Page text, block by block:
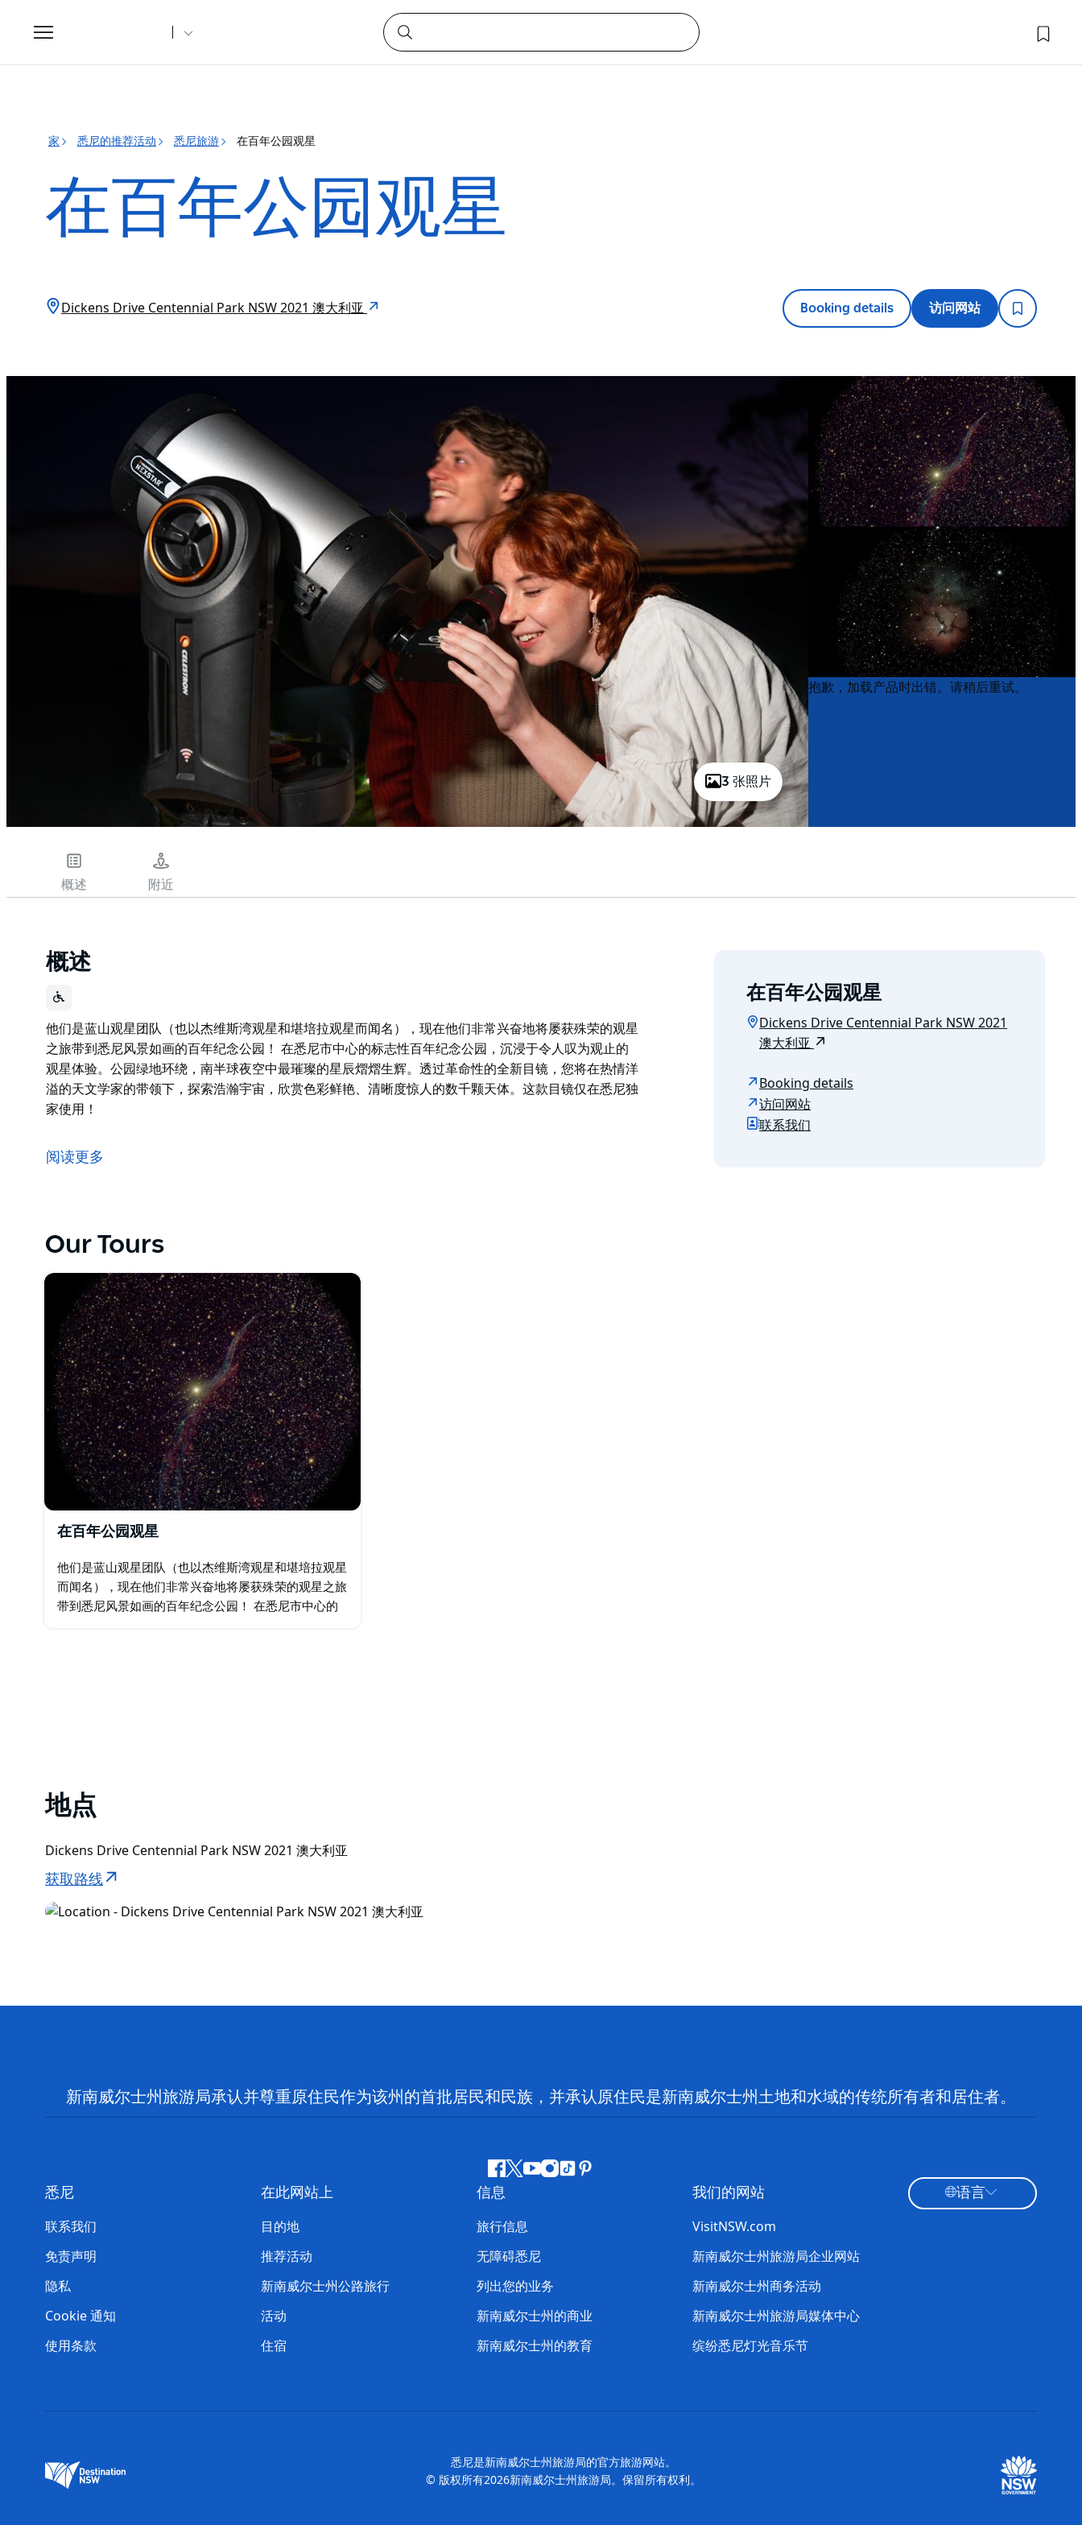
Toggle
navigation
家 悉尼的推荐活动 悉尼旅游 在百年公园观星
在百年公园观星
Dickens Drive Centennial Park NSW 2021 澳大利亚 Booking details 访问网站
3 张照片
Product
Product
抱歉，加载产品时出错。请稍后重试。
概述 附近
概述
他们是蓝山观星团队（也以杰维斯湾观星和堪培拉观星而闻名），现在他们非常兴奋地将屡获殊荣的观星
之旅带到悉尼风景如画的百年纪念公园！ 在悉尼市中心的标志性百年纪念公园，沉浸于令人叹为观止的
观星体验。公园绿地环绕，南半球夜空中最璀璨的星辰熠熠生辉。透过革命性的全新目镜，您将在热情洋
溢的天文学家的带领下，探索浩瀚宇宙，欣赏色彩鲜艳、清晰度惊人的数千颗天体。这款目镜仅在悉尼独
家使用！
之旅带到悉尼风景如画的百年纪念公园！
阅读更多
在百年公园观星
Dickens Drive Centennial Park NSW 2021
澳大利亚
Booking details
访问网站
联系我们
Our Tours
在百年公园观星
他们是蓝山观星团队（也以杰维斯湾观星和堪培拉观星
而闻名），现在他们非常兴奋地将屡获殊荣的观星之旅
带到悉尼风景如画的百年纪念公园！ 在悉尼市中心的
地点
Dickens Drive Centennial Park NSW 2021 澳大利亚
获取路线
新南威尔士州旅游局承认并尊重原住民作为该州的首批居民和民族，并承认原住民是新南威尔士州土地和水域的传统所有者和居住者。
Facebook
叽
喳
喳
YouTube
Instagram
抖 Pinterest
悉尼
联系我们
免责声明
隐私
Cookie 通知
使用条款
在此网站上
目的地
推荐活动
新南威尔士州公路旅行
活动
住宿
信息
旅行信息
无障碍悉尼
列出您的业务
新南威尔士州的商业
新南威尔士州的教育
我们的网站
VisitNSW.com
新南威尔士州旅游局企业网站
新南威尔士州商务活动
新南威尔士州旅游局媒体中心
缤纷悉尼灯光音乐节
语言
悉尼是新南威尔士州旅游局的官方旅游网站。
© 版权所有2026新南威尔士州旅游局。保留所有权利。